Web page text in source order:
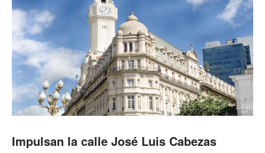
Impulsan la calle José Luis Cabezas